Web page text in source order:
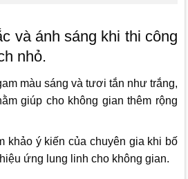
và ánh sáng khi thi công
nhỏ.
màu sáng và tươi tắn như trắng,
giúp cho không gian thêm rộng
khảo ý kiến của chuyên gia khi bố
ứng lung linh cho không gian.